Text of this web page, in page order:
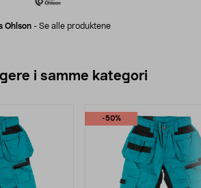
Ohlson- Se alle produktene
i samme kategori
-50%